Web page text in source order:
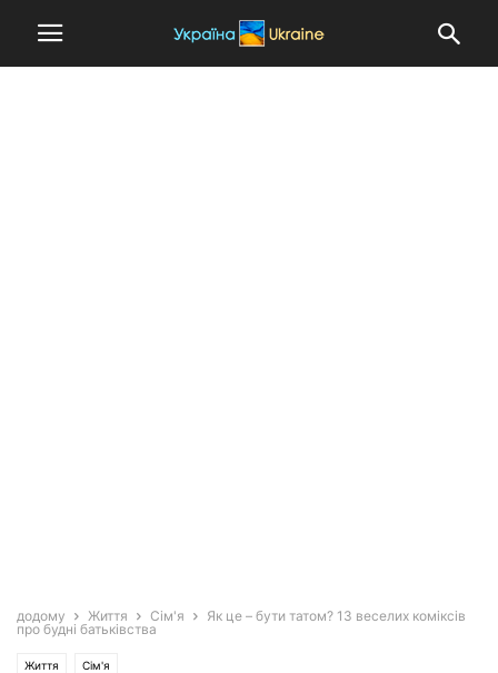
додому Життя Сім'я
Як це – бути татом? 13 веселих коміксів
про будні батьківства
Життя Сім'я